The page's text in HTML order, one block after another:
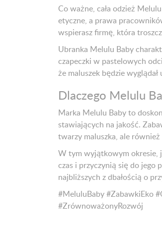
Co ważne, cała odzież
etyczne, a prawa
wspierasz firmę, która
Ubranka Melulu Baby
czapeczki w pastelowych
że maluszek będzie
Dlaczego Melulu
Marka Melulu Baby to
stawiających na jakość.
twarzy maluszka, ale
W tym wyjątkowym okresie,
czas i przyczynią się do jego
najbliższych z dbałością o
#MeluluBaby #ZabawkiEko
#ZrównoważonyRozwój